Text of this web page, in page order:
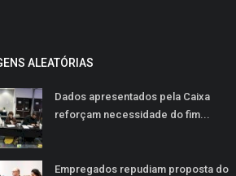
ALEATÓRIAS
Dados apresentados pela Caixa
reforçam necessidade do fim...
Empregados repudiam proposta do